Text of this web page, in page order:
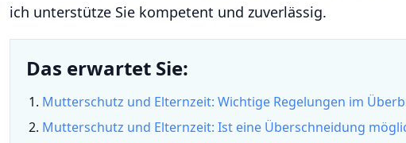
ich unterstütze Sie kompetent und zuverlässig.
Das erwartet Sie:
Mutterschutz und Elternzeit: Wichtige Regelungen im
Mutterschutz und Elternzeit: Ist eine Überschneidung